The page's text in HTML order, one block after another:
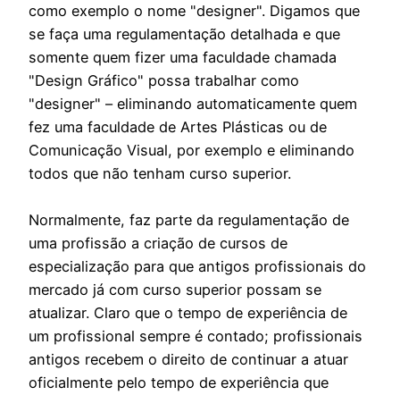
como exemplo o nome "designer". Digamos que
se faça uma regulamentação detalhada e que
somente quem fizer uma faculdade chamada
"Design Gráfico" possa trabalhar como
"designer" – eliminando automaticamente quem
fez uma faculdade de Artes Plásticas ou de
Comunicação Visual, por exemplo e eliminando
todos que não tenham curso superior.
Normalmente, faz parte da regulamentação de
uma profissão a criação de cursos de
especialização para que antigos profissionais do
mercado já com curso superior possam se
atualizar. Claro que o tempo de experiência de
um profissional sempre é contado; profissionais
antigos recebem o direito de continuar a atuar
oficialmente pelo tempo de experiência que